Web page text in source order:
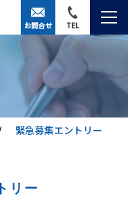
TEL
お問合せ
緊急募集エントリー
リー